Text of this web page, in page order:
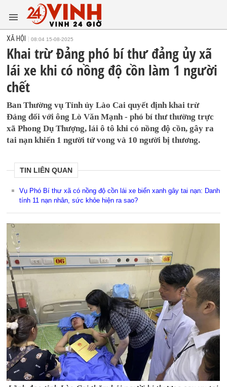
XÃ HỘI 08:04 15-08-2025
Khai trừ Đảng phó bí thư đảng ủy xã
lái xe khi có nồng độ cồn làm 1 người
chết
Ban Thường vụ Tỉnh ủy Lào Cai quyết định khai trừ
Đảng đối với ông Lò Văn Mạnh - phó bí thư thường trực
xã Phong Dụ Thượng, lái ô tô khi có nồng độ cồn, gây ra
tai nạn khiến 1 người tử vong và 10 người bị thương.
TIN LIÊN QUAN
Vụ Phó Bí thư xã có nồng độ cồn lái xe biển xanh gây tai nạn: Danh
tính 11 nạn nhân, sức khỏe hiện ra sao?